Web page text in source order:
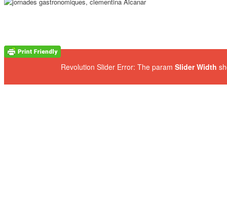
Revolution Slider Error: The param Slider Width